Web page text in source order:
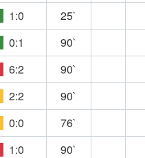
1:0 25`
0:1
90`
6:2
90`
2:2
90`
0:0
76`
1:0
90`